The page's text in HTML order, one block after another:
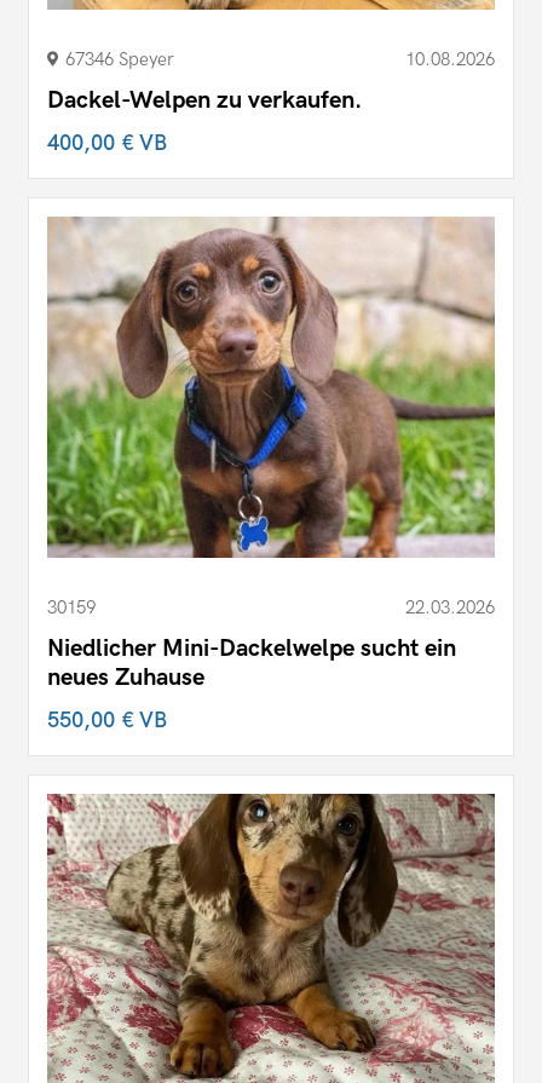
67346 Speyer 10.08.2026
Dackel-Welpen zu verkaufen.
400,00 €VB
30159 22.03.2026
Niedlicher Mini-Dackelwelpe sucht ein
neues Zuhause
550,00 €VB